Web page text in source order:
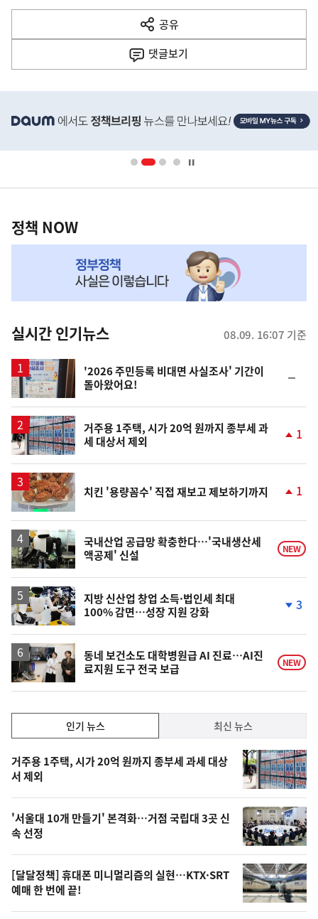
다
음
공유
열
기
댓글보기
단
영
책
NOW,
뉴
스
정책 NOW
실시간 인기뉴스 08.09. 16:07 기준
'2026 주민등록 비대면 사실조사' 기간이
돌아왔어요!
일
거주용 1주택, 시가 20억 원까지 종부세 과
세 대상서 제외
상
1
치킨 '용량꼼수' 직접 재보고 제보하기까지
상
승
1
국내산업 공급망 확충한다…'국내생산세
액공제' 신설
NEW
지방 신산업 창업 소득·법인세 최대
100% 감면…성장 지원 강화
하
락
3
동네 보건소도 대학병원급 AI 진료…AI진
료지원 도구 전국 보급
NEW
기,
최
신,
오
늘
의
영
상
인기 뉴스 최신 뉴스
인
기
뉴
스
거주용 1주택, 시가 20억 원까지 종부세 과세 대상
서 제외
'서울대 10개 만들기' 본격화…거점 국립대 3곳 신
속 선정
[달달정책] 휴대폰 미니멀리즘의 실현…KTX·SRT
예매 한 번에 끝!